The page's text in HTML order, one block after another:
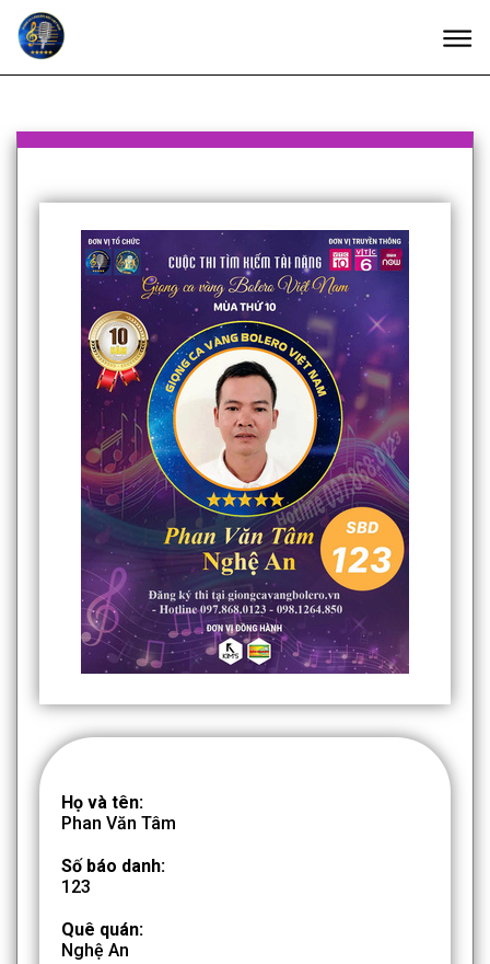
Họ và tên:
Phan Văn Tâm
Số báo danh:
123
Quê quán:
Nghệ An